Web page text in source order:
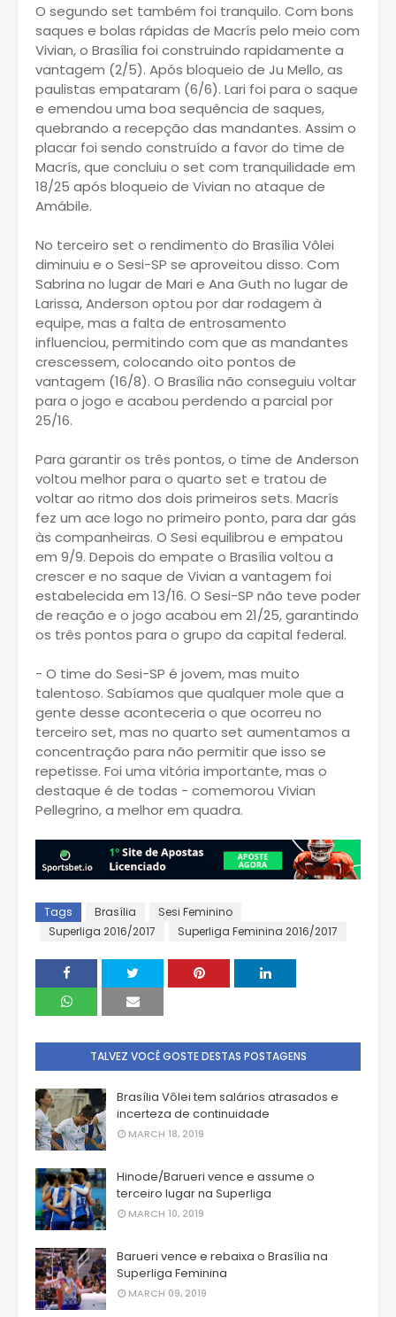
O segundo set também foi tranquilo. Com bons
saques e bolas rápidas de Macrís pelo meio com
Vivian, o Brasília foi construindo rapidamente a
vantagem (2/5). Após bloqueio de Ju Mello, as
paulistas empataram (6/6). Lari foi para o saque
e emendou uma boa sequência de saques,
quebrando a recepção das mandantes. Assim o
placar foi sendo construído a favor do time de
Macrís, que concluiu o set com tranquilidade em
18/25 após bloqueio de Vivian no ataque de
Amábile.
No terceiro set o rendimento do Brasília Vôlei
diminuiu e o Sesi-SP se aproveitou disso. Com
Sabrina no lugar de Mari e Ana Guth no lugar de
Larissa, Anderson optou por dar rodagem à
equipe, mas a falta de entrosamento
influenciou, permitindo com que as mandantes
crescessem, colocando oito pontos de
vantagem (16/8). O Brasília não conseguiu voltar
para o jogo e acabou perdendo a parcial por
25/16.
Para garantir os três pontos, o time de Anderson
voltou melhor para o quarto set e tratou de
voltar ao ritmo dos dois primeiros sets. Macrís
fez um ace logo no primeiro ponto, para dar gás
às companheiras. O Sesi equilibrou e empatou
em 9/9. Depois do empate o Brasília voltou a
crescer e no saque de Vivian a vantagem foi
estabelecida em 13/16. O Sesi-SP não teve poder
de reação e o jogo acabou em 21/25, garantindo
os três pontos para o grupo da capital federal.
- O time do Sesi-SP é jovem, mas muito
talentoso. Sabíamos que qualquer mole que a
gente desse aconteceria o que ocorreu no
terceiro set, mas no quarto set aumentamos a
concentração para não permitir que isso se
repetisse. Foi uma vitória importante, mas o
destaque é de todas - comemorou Vivian
Pellegrino, a melhor em quadra.
Tags Brasília
Sesi Feminino
Superliga 2016/2017
Superliga Feminina 2016/2017
TALVEZ VOCÊ GOSTE DESTAS POSTAGENS
Brasília Vôlei tem salários atrasados e
incerteza de continuidade
MARCH 18, 2019
Hinode/Barueri vence e assume o
terceiro lugar na Superliga
MARCH 10, 2019
Barueri vence e rebaixa o Brasília na
Superliga Feminina
MARCH 09, 2019